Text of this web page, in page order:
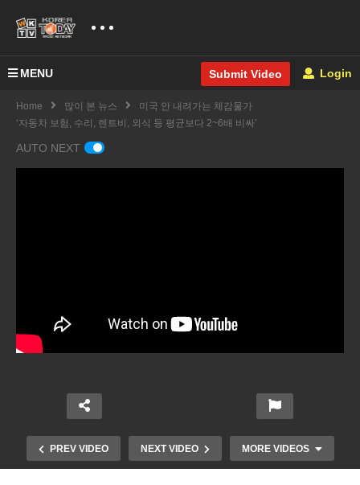
MENU Submit Video Login
Home 많이 본 뉴스
미국 안 내려가는 체감물가
‘자동차 보험, 수리, 렌트비, 외식 등 평균보다 2~6배 비싸’
AUTO NEXT
PREV VIDEO NEXT VIDEO MORE VIDEOS